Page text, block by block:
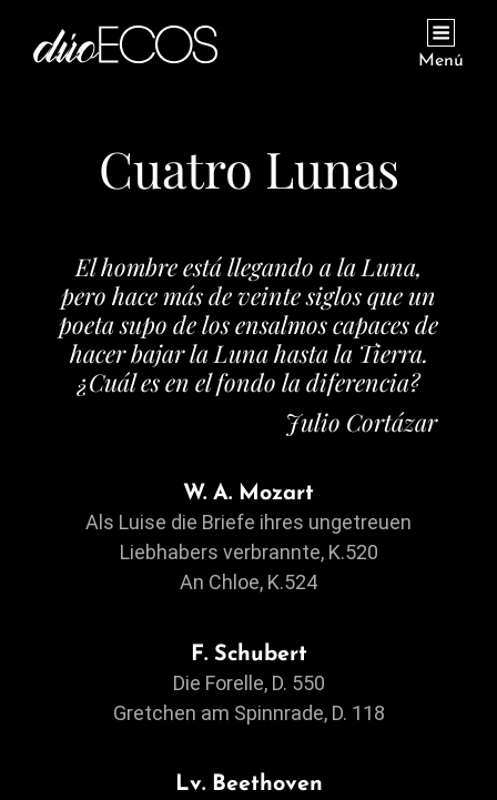
Menú
Cuatro Lunas
El hombre está llegando a la Luna,
pero hace más de veinte siglos que un
poeta supo de los ensalmos capaces de
hacer bajar la Luna hasta la Tierra.
¿Cuál es en el fondo la diferencia?
Julio Cortázar
W. A. Mozart
Als Luise die Briefe ihres ungetreuen
Liebhabers verbrannte, K.520
An Chloe, K.524
F. Schubert
Die Forelle, D. 550
Gretchen am Spinnrade, D. 118
Lv. Beethoven